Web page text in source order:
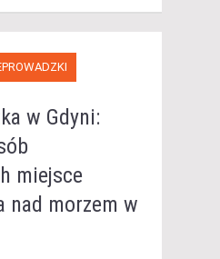
w Gdyni:
miejsce
nad morzem w